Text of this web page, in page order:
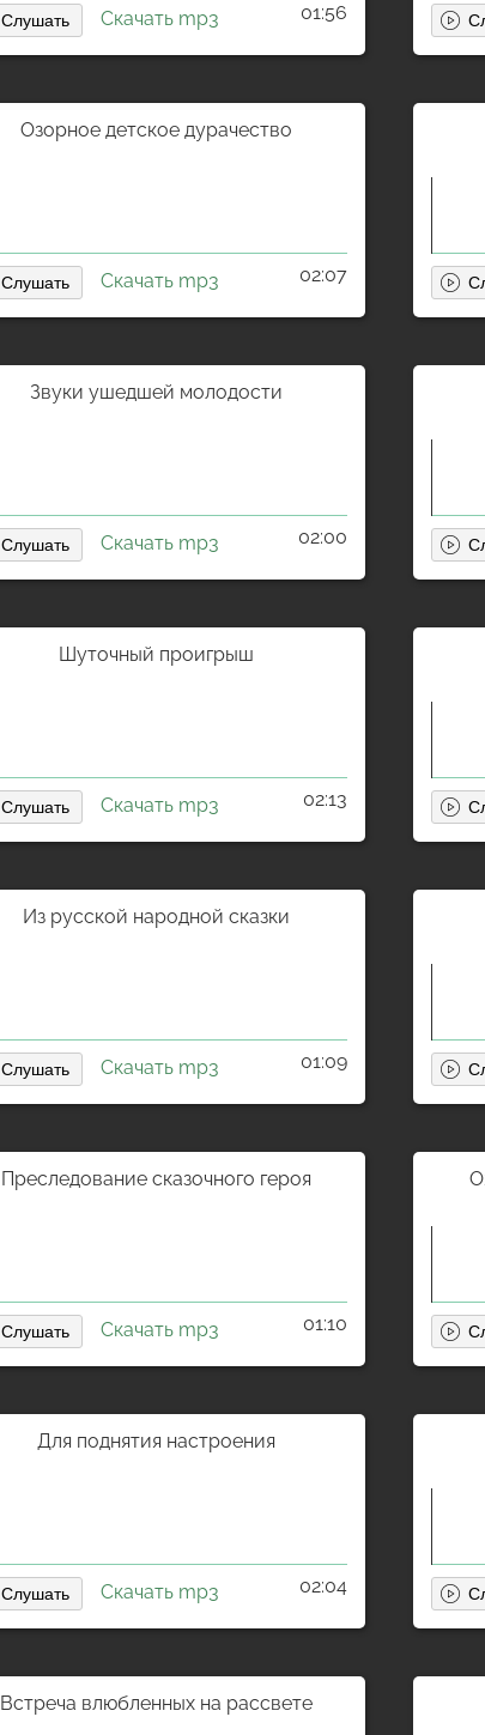
Скачать mp3 01:56
Озорное детское дурачество
Скачать mp3 02:07
Звуки ушедшей молодости
Скачать mp3 02:00
Шуточный проигрыш
Скачать mp3 02:13
Из русской народной сказки
Скачать mp3 01:09
Преследование сказочного героя
Скачать mp3 01:10
Для поднятия настроения
Скачать mp3 02:04
Встреча влюбленных на рассвете